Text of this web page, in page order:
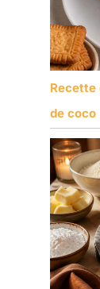
Recette
de coco